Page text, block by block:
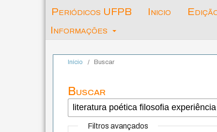
Periódicos UFPB Inicio
Informações
Início / Buscar
Buscar
Filtros avançados